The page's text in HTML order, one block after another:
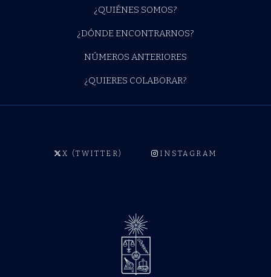
¿QUIÉNES SOMOS?
¿DÓNDE ENCONTRARNOS?
NÚMEROS ANTERIORES
¿QUIERES COLABORAR?
X (TWITTER) INSTAGRAM